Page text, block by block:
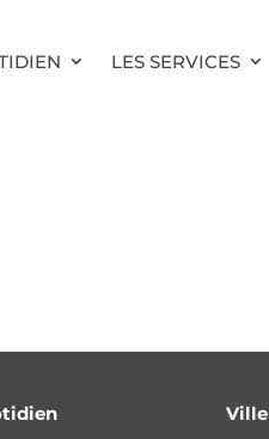
LES SERVICES
Ville